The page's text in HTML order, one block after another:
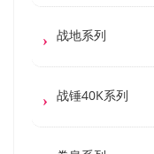
战地系列
战锤40K系列